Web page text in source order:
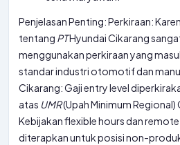
Penjelasan Penting: Perkiraan:
tentang PTHyundai Cikarang
menggunakan perkiraan yang
standar industri otomotif dan
Cikarang: Gaji entry level
atas UMR(Upah Minimum
Kebijakan flexible hours dan
diterapkan untuk posisi non-